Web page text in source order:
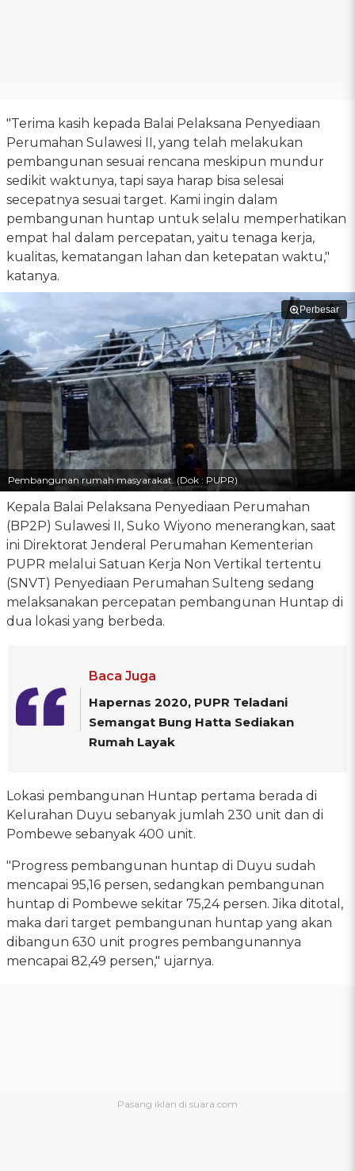
"Terima kasih kepada Balai Pelaksana Penyediaan
Perumahan Sulawesi II, yang telah melakukan
pembangunan sesuai rencana meskipun mundur
sedikit waktunya, tapi saya harap bisa selesai
secepatnya sesuai target. Kami ingin dalam
pembangunan huntap untuk selalu memperhatikan
empat hal dalam percepatan, yaitu tenaga kerja,
kualitas, kematangan lahan dan ketepatan waktu,"
katanya.
Perbesar
Pembangunan rumah masyarakat. (Dok : PUPR)
Kepala Balai Pelaksana Penyediaan Perumahan
(BP2P) Sulawesi II, Suko Wiyono menerangkan, saat
ini Direktorat Jenderal Perumahan Kementerian
PUPR melalui Satuan Kerja Non Vertikal tertentu
(SNVT) Penyediaan Perumahan Sulteng sedang
melaksanakan percepatan pembangunan Huntap di
dua lokasi yang berbeda.
Baca Juga
Hapernas 2020, PUPR Teladani
Semangat Bung Hatta Sediakan
Rumah Layak
Lokasi pembangunan Huntap pertama berada di
Kelurahan Duyu sebanyak jumlah 230 unit dan di
Pombewe sebanyak 400 unit.
"Progress pembangunan huntap di Duyu sudah
mencapai 95,16 persen, sedangkan pembangunan
huntap di Pombewe sekitar 75,24 persen. Jika ditotal,
maka dari target pembangunan huntap yang akan
dibangun 630 unit progres pembangunannya
mencapai 82,49 persen," ujarnya.